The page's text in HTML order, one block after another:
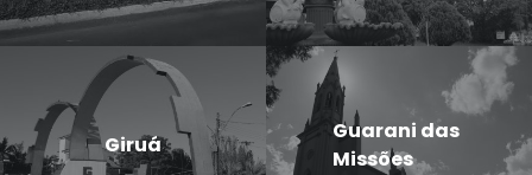
Giruá
Guarani das
Missões